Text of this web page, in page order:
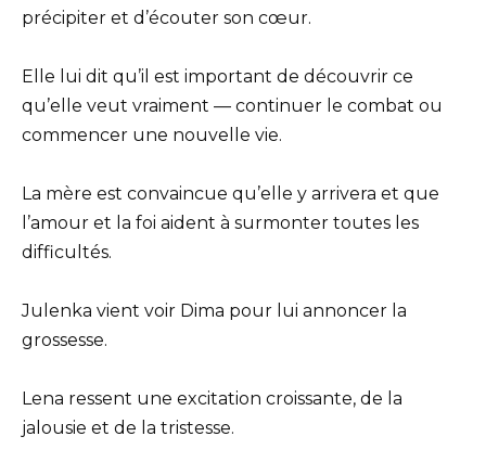
précipiter et d’écouter son cœur.
Elle lui dit qu’il est important de découvrir ce
qu’elle veut vraiment — continuer le combat ou
commencer une nouvelle vie.
La mère est convaincue qu’elle y arrivera et que
l’amour et la foi aident à surmonter toutes les
difficultés.
Julenka vient voir Dima pour lui annoncer la
grossesse.
Lena ressent une excitation croissante, de la
jalousie et de la tristesse.